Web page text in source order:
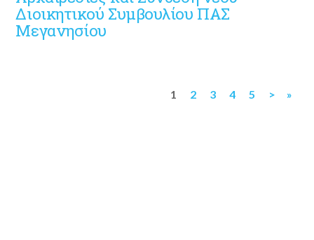
Διοικητικού Συμβουλίου ΠΑΣ
Μεγανησίου
1 2 3 4 5 > »